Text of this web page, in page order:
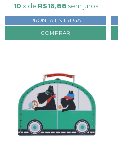
10 x de R$16,88 sem juros
PRONTA ENTREGA